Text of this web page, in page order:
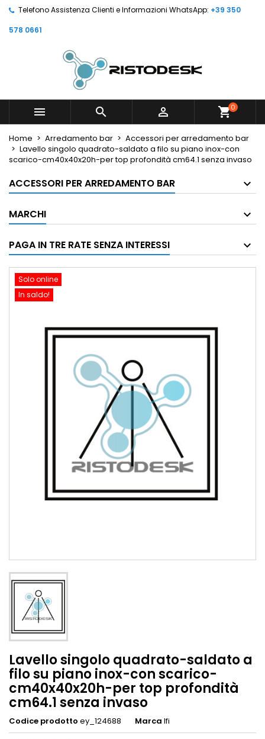
Telefono Assistenza Clienti e Informazioni WhatsApp: +39 350
578 0661
   shopping_cart0
Home Arredamento bar
Accessori per arredamento bar
Lavello singolo quadrato-saldato a filo su piano inox-con
scarico-cm40x40x20h-per top profondità cm64.1 senza invaso
ACCESSORI PER ARREDAMENTO BAR
MARCHI
PAGA IN TRE RATE SENZA INTERESSI
Solo online
In saldo!
Lavello singolo quadrato-saldato a
filo su piano inox-con scarico-
cm40x40x20h-per top profondità
cm64.1 senza invaso
Codice prodotto ey_124688 Marca Ifi